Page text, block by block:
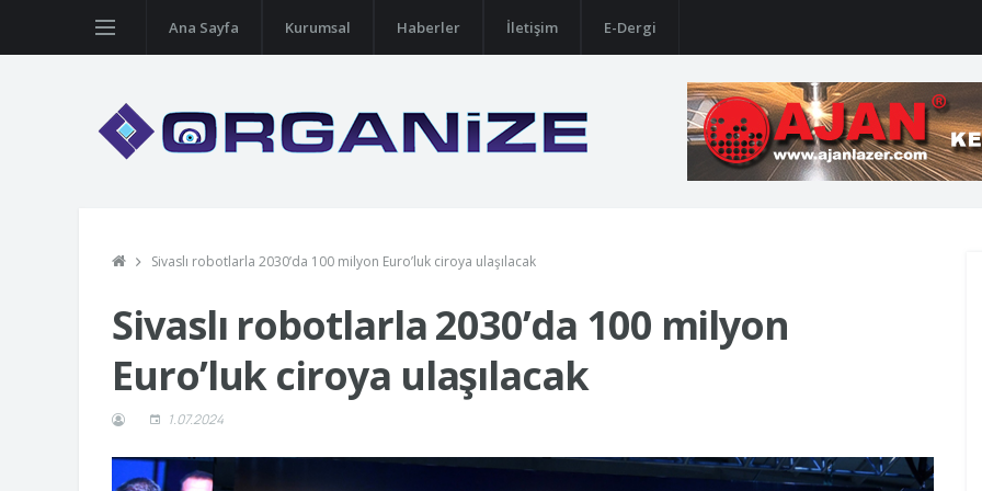
Ana Sayfa Kurumsal Haberler İletişim E-Dergi
Sivaslı robotlarla 2030’da 100 milyon Euro’luk ciroya ulaşılacak
Sivaslı robotlarla 2030’da 100 milyon
Euro’luk ciroya ulaşılacak
1.07.2024